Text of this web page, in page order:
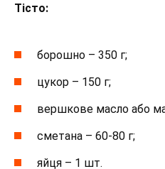
Тісто:
борошно – 350 г;
цукор – 150 г;
вершкове масло або
сметана – 60-80 г;
яйця – 1 шт.